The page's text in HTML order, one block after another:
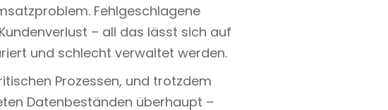
Fehlgeschlagene
– all das lässt sich auf
und schlecht verwaltet werden.
Prozessen, und trotzdem
Datenbeständen überhaupt –